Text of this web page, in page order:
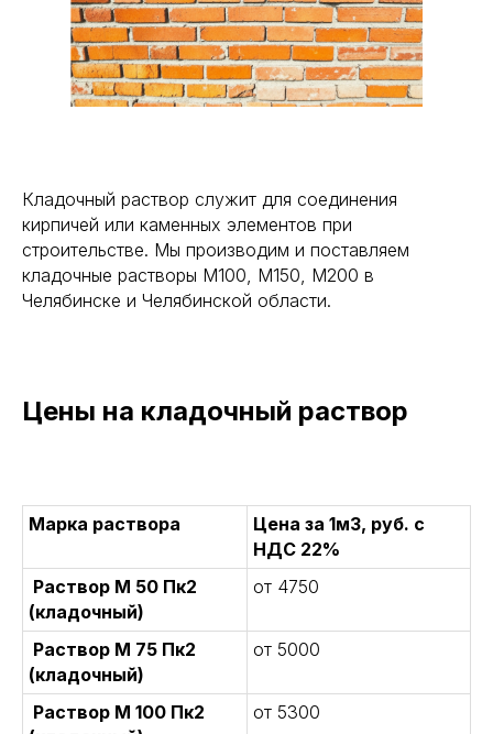
Кладочный раствор служит для соединения
кирпичей или каменных элементов при
строительстве. Мы производим и поставляем
кладочные растворы М100, М150, М200 в
Челябинске и Челябинской области.
Цены на кладочный раствор
Марка раствора
Цена за 1м3, руб. с
НДС 22%
Раствор М 50 Пк2
(кладочный)
от 4750
Раствор М 75 Пк2
(кладочный)
от 5000
Раствор М 100 Пк2
от 5300